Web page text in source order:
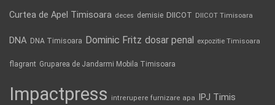
Curtea de Apel Timisoara deces demisie DIICOT DIICOT Timisoara
DNA DNA Timisoara Dominic Fritz dosar penal expozitie Timisoara
flagrant Gruparea de Jandarmi Mobila Timisoara
Impactpress intrerupere furnizare apa IPJ Timis